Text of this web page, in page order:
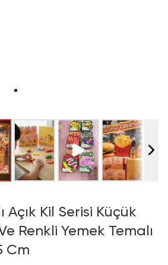
Açık Kil Serisi Küçük
Renkli Yemek Temalı
Cm